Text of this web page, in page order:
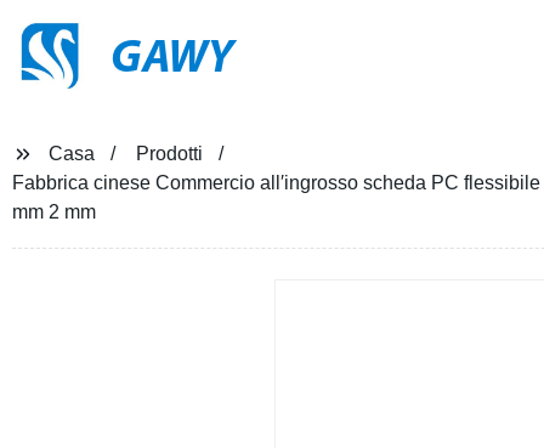
GAWY
Casa
Prodotti
Fabbrica cinese Commercio all′ingrosso scheda PC
mm 2 mm